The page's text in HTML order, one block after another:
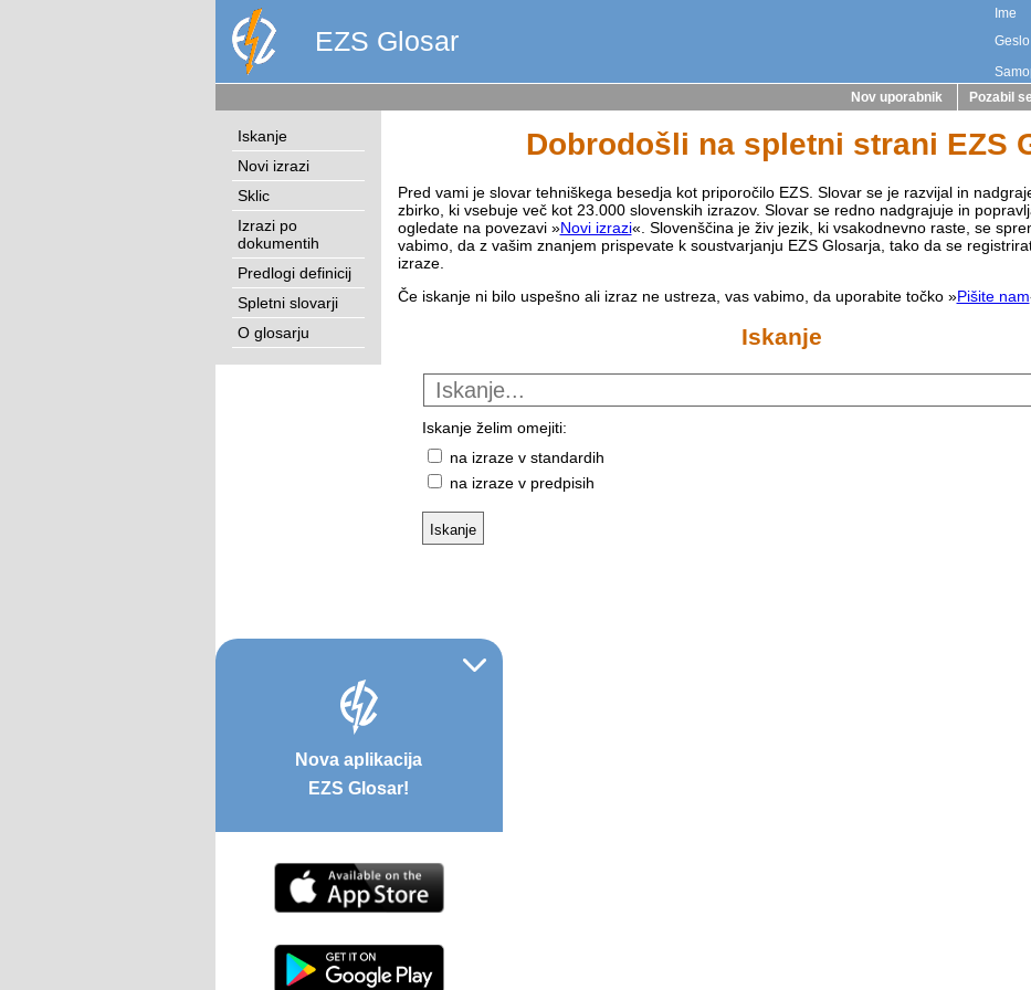
Ime
Geslo
EZS Glosar
Nov uporabnik Pozabil
Iskanje
Novi izrazi
Sklic
Izrazi po
dokumentih
Predlogi definicij
Spletni slovarji
O glosarju
Dobrodošli na spletni strani EZS
Pred vami je slovar tehniškega besedja kot priporočilo EZS. Slovar se je razvijal in
zbirko, ki vsebuje več kot 23.000 slovenskih izrazov. Slovar se redno nadgrajuje in
ogledate na povezavi »Novi izrazi«. Slovenščina je živ jezik, ki vsakodnevno raste, se
vabimo, da z vašim znanjem prispevate k soustvarjanju EZS Glosarja, tako da se
izraze.
Če iskanje ni bilo uspešno ali izraz ne ustreza, vas vabimo, da uporabite točko »Pišite nam
Iskanje
Iskanje želim omejiti:
na izraze v standardih
na izraze v predpisih
Nova aplikacija
EZS Glosar!